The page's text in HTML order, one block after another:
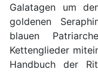
Galatagen um
goldenen
blauen
Kettenglieder
Handbuch der